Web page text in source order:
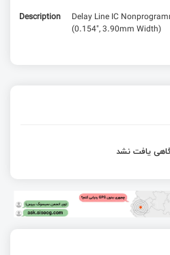
Description
Delay Line IC
(0.154", 3.90mm Width)
یافت نشد